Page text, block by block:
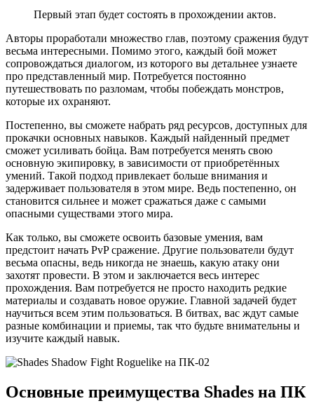
Первый этап будет состоять в прохождении актов.
Авторы проработали множество глав, поэтому сражения будут
весьма интересными. Помимо этого, каждый бой может
сопровождаться диалогом, из которого вы детальнее узнаете
про представленный мир. Потребуется постоянно
путешествовать по разломам, чтобы побеждать монстров,
которые их охраняют.
Постепенно, вы сможете набрать ряд ресурсов, доступных для
прокачки основных навыков. Каждый найденный предмет
сможет усиливать бойца. Вам потребуется менять свою
основную экипировку, в зависимости от приобретённых
умений. Такой подход привлекает больше внимания и
задерживает пользователя в этом мире. Ведь постепенно, он
становится сильнее и может сражаться даже с самыми
опасными существами этого мира.
Как только, вы сможете освоить базовые умения, вам
предстоит начать PvP сражение. Другие пользователи будут
весьма опасны, ведь никогда не знаешь, какую атаку они
захотят провести. В этом и заключается весь интерес
прохождения. Вам потребуется не просто находить редкие
материалы и создавать новое оружие. Главной задачей будет
научиться всем этим пользоваться. В битвах, вас ждут самые
разные комбинации и приемы, так что будьте внимательны и
изучите каждый навык.
Основные преимущества Shades на ПК